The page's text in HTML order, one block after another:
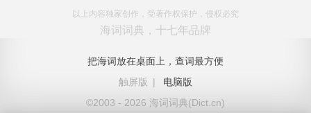
以上内容独家创作，受著作权保护，侵权必究
海词词典，十七年品牌
把海词放在桌面上，查词最方便
触屏版
|
电脑版
©2003 - 2026 海词词典(Dict.cn)